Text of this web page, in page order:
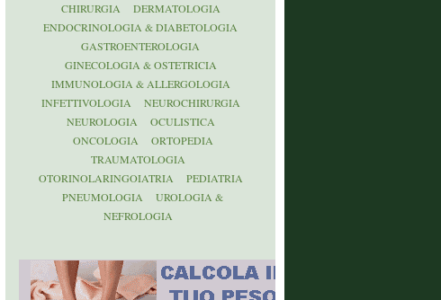
CHIRURGIA
DERMATOLOGIA
ENDOCRINOLOGIA & DIABETOLOGIA
GASTROENTEROLOGIA
GINECOLOGIA & OSTETRICIA
IMMUNOLOGIA & ALLERGOLOGIA
INFETTIVOLOGIA
NEUROCHIRURGIA
NEUROLOGIA
OCULISTICA
ONCOLOGIA
ORTOPEDIA
TRAUMATOLOGIA
OTORINOLARINGOIATRIA
PEDIATRIA
PNEUMOLOGIA
UROLOGIA &
NEFROLOGIA